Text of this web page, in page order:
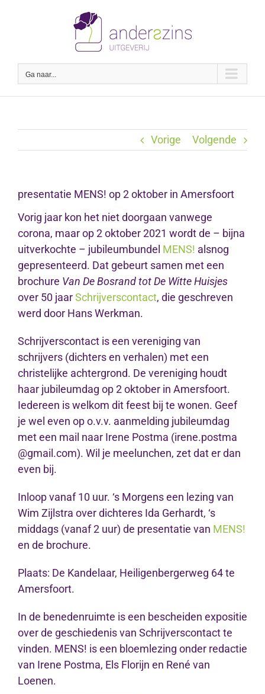
Ga naar...
Vorige Volgende
presentatie MENS! op 2 oktober in Amersfoort
Vorig jaar kon het niet doorgaan vanwege
corona, maar op 2 oktober 2021 wordt de – bijna
uitverkochte – jubileumbundel MENS! alsnog
gepresenteerd. Dat gebeurt samen met een
brochure Van De Bosrand tot De Witte Huisjes
over 50 jaarSchrijverscontact, die geschreven
werd door Hans Werkman.
Schrijverscontact is een vereniging van
schrijvers (dichters en verhalen) met een
christelijke achtergrond. De vereniging houdt
haar jubileumdag op 2 oktober in Amersfoort.
Iedereen is welkom dit feest bij te wonen. Geef
je wel even op o.v.v. aanmelding jubileumdag
met een mail naar Irene Postma (irene.postma
@gmail.com). Wil je meelunchen, zet dat er dan
even bij.
Inloop vanaf 10 uur. ‘s Morgens een lezing van
Wim Zijlstra over dichteres Ida Gerhardt, ‘s
middags (vanaf 2 uur) de presentatie van MENS!
en de brochure.
Plaats: De Kandelaar, Heiligenbergerweg 64 te
Amersfoort.
In de benedenruimte is een bescheiden expositie
over de geschiedenis van Schrijverscontact te
vinden. MENS! is een bloemlezing onder redactie
van Irene Postma, Els Florijn en René van
Loenen.